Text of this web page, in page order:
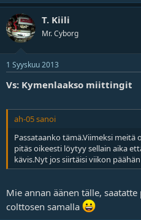
T. Kiili
Mr. Cyborg
1 Syyskuu 2013
Vs: Kymenlaakso miittingit
ah-05 sanoi
Passataanko tämä.Viimeksi meitä
pitäs oikeesti löytyy sellain aika
kävis.Nyt jos siirtäisi viikon
Mie annan äänen tälle,
colttosen samalla